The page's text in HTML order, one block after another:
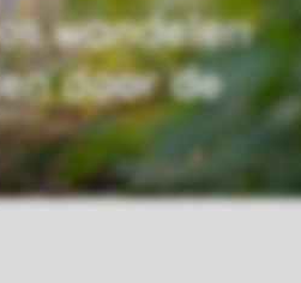
wandelen
door de